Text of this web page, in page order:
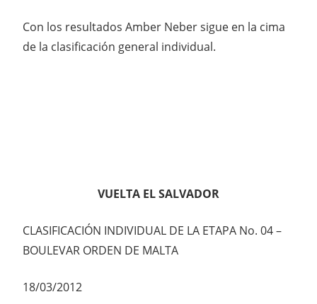
Con los resultados Amber Neber sigue en la cima
de la clasificación general individual.
VUELTA EL SALVADOR
CLASIFICACIÓN INDIVIDUAL DE LA ETAPA No. 04 –
BOULEVAR ORDEN DE MALTA
18/03/2012